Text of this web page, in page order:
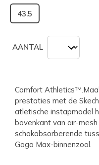
43.5
AANTAL
Comfort
prestaties met de
atletische instapmodel
bovenkant van air-
schokabsorberende
Goga Max-binnenzool.